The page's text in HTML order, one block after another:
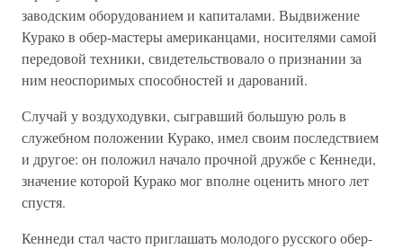
заводским оборудованием и капиталами. Выдвижение
Курако в обер-мастеры американцами, носителями самой
передовой техники, свидетельствовало о признании за
ним неоспоримых способностей и дарований.
Случай у воздуходувки, сыгравший большую роль в
служебном положении Курако, имел своим последствием
и другое: он положил начало прочной дружбе с Кеннеди,
значение которой Курако мог вполне оценить много лет
спустя.
Кеннеди стал часто приглашать молодого русского обер-